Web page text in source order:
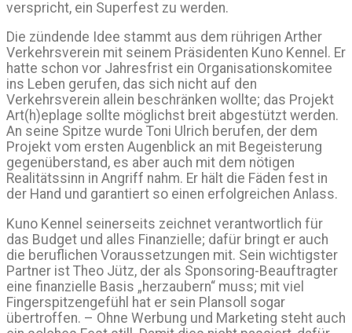
verspricht, ein Super­fest zu werden.
Die zündende Idee stammt aus dem rührigen Arther
Verkehrsverein mit sei­nem Prä­sidenten Kuno Kennel. Er
hatte schon vor Jahresfrist ein Organisati­ons­komitee
ins Leben gerufen, das sich nicht auf den
Verkehrsverein allein beschränken wollte; das Projekt
Art(h)eplage soll­te möglichst breit abgestützt werden.
An seine Spitze wurde Toni Ulrich berufen, der dem
Pro­jekt vom ersten Augenblick an mit Begeiste­rung
gegenüberstand, es aber auch mit dem nöti­gen
Realitätssinn in Angriff nahm. Er hält die Fäden fest in
der Hand und garantiert so einen erfolgreichen Anlass.
Kuno Kennel seinerseits zeichnet verantwortlich für
das Budget und alles Finanzielle; dafür bringt er auch
die beruflichen Voraussetzungen mit. Sein wichtigster
Partner ist Theo Jütz, der als Sponsoring-Beauftragter
eine finan­zielle Basis „herzaubern“ muss; mit viel
Finger­spitzen­gefühl hat er sein Plan­soll sogar
übertroffen. – Ohne Werbung und Marketing steht auch